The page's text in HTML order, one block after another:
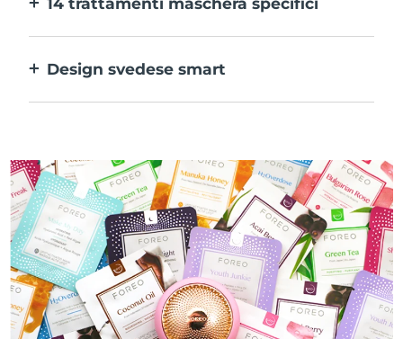
ingredienti della maschera.
Design svedese smart